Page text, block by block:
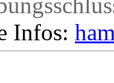
Infos: